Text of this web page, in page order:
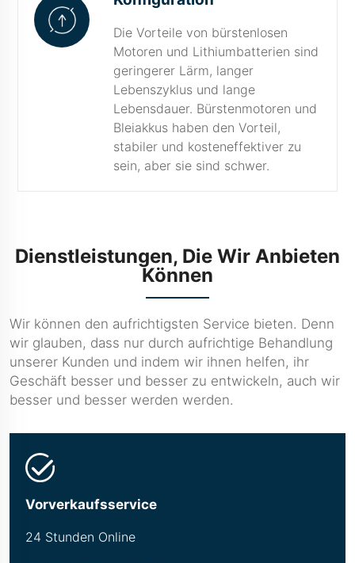
Die Vorteile von bürstenlosen
Motoren und Lithiumbatterien sind
geringerer Lärm, langer
Lebenszyklus und lange
Lebensdauer. Bürstenmotoren und
Bleiakkus haben den Vorteil,
stabiler und kosteneffektiver zu
sein, aber sie sind schwer.
Dienstleistungen, Die Wir Anbieten
Können
Wir können den aufrichtigsten Service bieten. Denn
wir glauben, dass nur durch aufrichtige Behandlung
unserer Kunden und indem wir ihnen helfen, ihr
Geschäft besser und besser zu entwickeln, auch wir
besser und besser werden werden.
Vorverkaufsservice
24 Stunden Online